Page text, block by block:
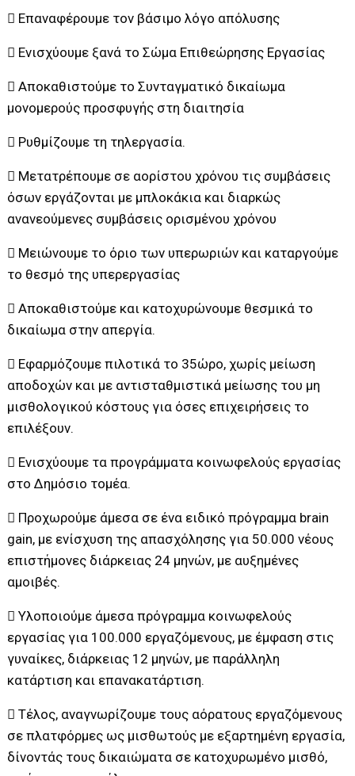
 Επαναφέρουμε τον βάσιμο λόγο απόλυσης
 Ενισχύουμε ξανά το Σώμα Επιθεώρησης Εργασίας
 Αποκαθιστούμε το Συνταγματικό δικαίωμα
μονομερούς προσφυγής στη διαιτησία
 Ρυθμίζουμε τη τηλεργασία.
 Μετατρέπουμε σε αορίστου χρόνου τις συμβάσεις
όσων εργάζονται με μπλοκάκια και διαρκώς
ανανεούμενες συμβάσεις ορισμένου χρόνου
 Μειώνουμε το όριο των υπερωριών και καταργούμε
το θεσμό της υπερεργασίας
 Αποκαθιστούμε και κατοχυρώνουμε θεσμικά το
δικαίωμα στην απεργία.
 Εφαρμόζουμε πιλοτικά το 35ώρο, χωρίς μείωση
αποδοχών και με αντισταθμιστικά μείωσης του μη
μισθολογικού κόστους για όσες επιχειρήσεις το
επιλέξουν.
 Ενισχύουμε τα προγράμματα κοινωφελούς εργασίας
στο Δημόσιο τομέα.
 Προχωρούμε άμεσα σε ένα ειδικό πρόγραμμα brain
gain, με ενίσχυση της απασχόλησης για 50.000 νέους
επιστήμονες διάρκειας 24 μηνών, με αυξημένες
αμοιβές.
 Υλοποιούμε άμεσα πρόγραμμα κοινωφελούς
εργασίας για 100.000 εργαζόμενους, με έμφαση στις
γυναίκες, διάρκειας 12 μηνών, με παράλληλη
κατάρτιση και επανακατάρτιση.
 Τέλος, αναγνωρίζουμε τους αόρατους εργαζόμενους
σε πλατφόρμες ως μισθωτούς με εξαρτημένη εργασία,
δίνοντάς τους δικαιώματα σε κατοχυρωμένο μισθό,